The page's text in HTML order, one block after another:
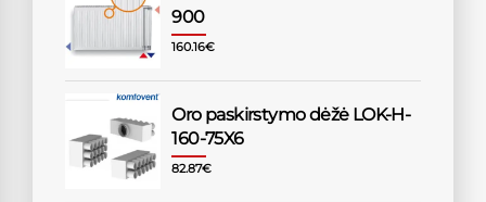
900
160.16€
Oro paskirstymo dėžė LOK-H-
160-75X6
82.87€